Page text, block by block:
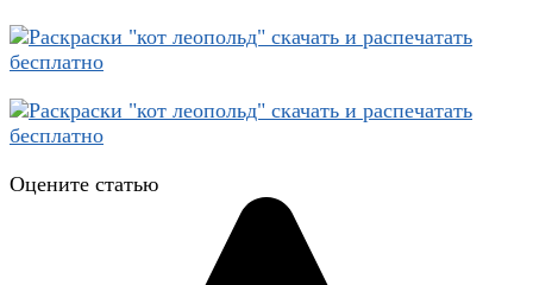
Оцените статью